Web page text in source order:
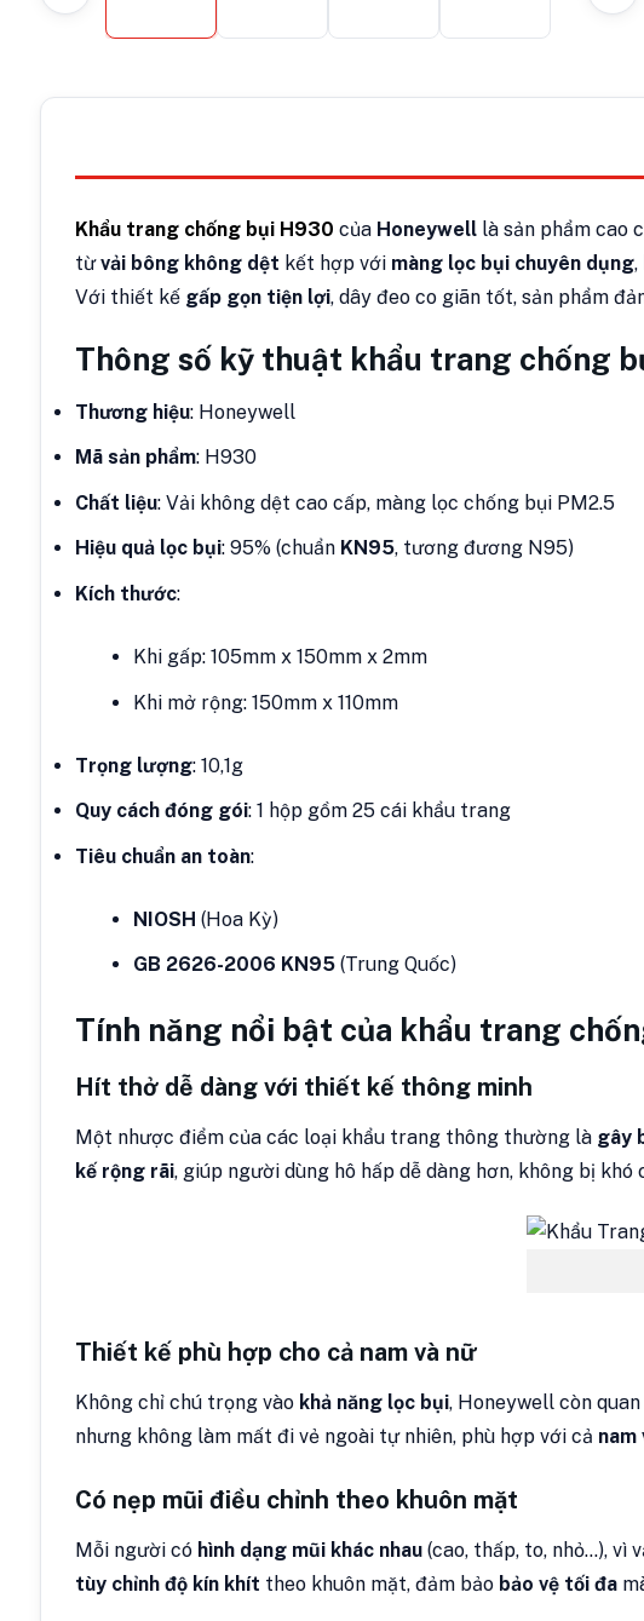
Khẩu trang chống bụi H930 của Honeywell là sản phẩm cao
từvải bông không dệt kết hợp với màng lọc bụi chuyên dụng,
Với thiết kế gấp gọn tiện lợi, dây đeo co giãn tốt, sản phẩm
Thông số kỹ thuật khẩu trang chống
Thương hiệu: Honeywell
Mã sản phẩm: H930
Chất liệu: Vải không dệt cao cấp, màng lọc chống bụi PM2.5
Hiệu quả lọc bụi: 95% (chuẩn KN95, tương đương N95)
Kích thước:
Khi gấp: 105mm x 150mm x 2mm
Khi mở rộng: 150mm x 110mm
Trọng lượng: 10,1g
Quy cách đóng gói: 1 hộp gồm 25 cái khẩu trang
Tiêu chuẩn an toàn:
NIOSH (Hoa Kỳ)
GB 2626-2006 KN95 (Trung Quốc)
Tính năng nổi bật của khẩu trang
Hít thở dễ dàng với thiết kế thông minh
Một nhược điểm của các loại khẩu trang thông thường là gây
kế rộng rãi, giúp người dùng hô hấp dễ dàng hơn, không bị
Thiết kế phù hợp cho cả nam và nữ
Không chỉ chú trọng vào khả năng lọc bụi, Honeywell còn
nhưng không làm mất đi vẻ ngoài tự nhiên, phù hợp với cả nam
Có nẹp mũi điều chỉnh theo khuôn mặt
Mỗi người có hình dạng mũi khác nhau (cao, thấp, to, nhỏ…), vì
tùy chỉnh độ kín khít theo khuôn mặt, đảm bảo bảo vệ tối đa